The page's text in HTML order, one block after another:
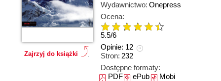
Zajrzyj do książki
Wydawnictwo: Onepress
Ocena:
5.5/6
Opinie: 12
Stron: 232
Dostępne formaty:
PDFePubMobi